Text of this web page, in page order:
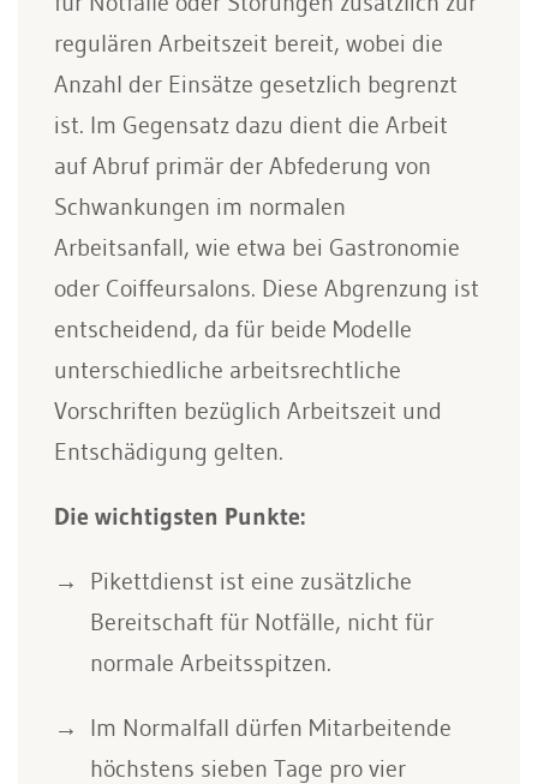
regulären Arbeitszeit bereit, wobei die
Anzahl der Einsätze gesetzlich begrenzt
ist. Im Gegensatz dazu dient die Arbeit
auf Abruf primär der Abfederung von
Schwankungen im normalen
Arbeitsanfall, wie etwa bei Gastronomie
oder Coiffeursalons. Diese Abgrenzung ist
entscheidend, da für beide Modelle
unterschiedliche arbeitsrechtliche
Vorschriften bezüglich Arbeitszeit und
Entschädigung gelten.
Die wichtigsten Punkte:
Pikettdienst ist eine zusätzliche
Bereitschaft für Notfälle, nicht für
normale Arbeitsspitzen.
Im Normalfall dürfen Mitarbeitende
höchstens sieben Tage pro vier